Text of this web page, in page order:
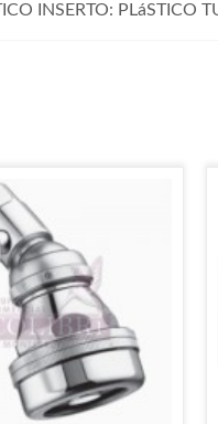
INSERTO: PLáSTICO